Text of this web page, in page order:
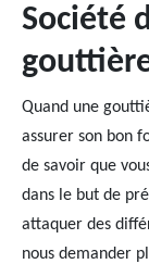
Société
Quand une
assurer son bon
de savoir que
dans le but de
attaquer des
nous demander